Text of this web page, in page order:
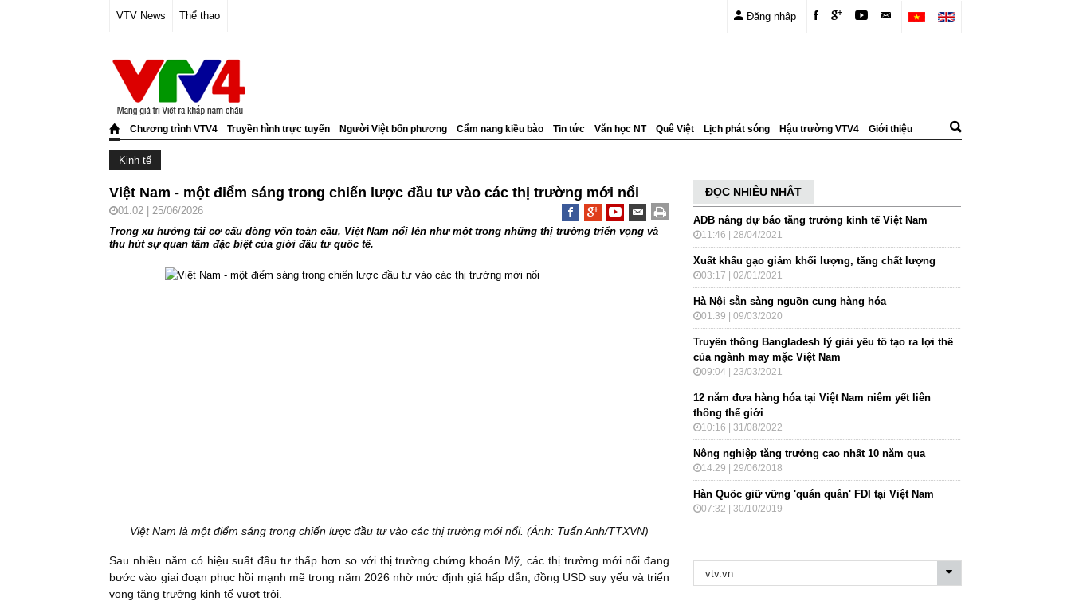
VTV News Thể thao Đăng nhập
Chương trình VTV4 Truyền hình trực tuyến Người Việt bốn phương Cẩm nang kiều bào Tin tức Văn học NT Quê Việt Lịch phát sóng Hậu trường VTV4 Giới thiệu
Kinh tế
Việt Nam - một điểm sáng trong chiến lược đầu tư vào các thị trường mới nổi
01:02 | 25/06/2026
Trong xu hướng tái cơ cấu dòng vốn toàn cầu, Việt Nam nổi lên như một trong những thị trường triển vọng và
thu hút sự quan tâm đặc biệt của giới đầu tư quốc tế.
Việt Nam là một điểm sáng trong chiến lược đầu tư vào các thị trường mới nổi. (Ảnh: Tuấn Anh/TTXVN)
Sau nhiều năm có hiệu suất đầu tư thấp hơn so với thị trường chứng khoán Mỹ, các thị trường mới nổi đang
bước vào giai đoạn phục hồi mạnh mẽ trong năm 2026 nhờ mức định giá hấp dẫn, đồng USD suy yếu và triển
vọng tăng trưởng kinh tế vượt trội.
ĐỌC NHIỀU NHẤT
ADB nâng dự báo tăng trưởng kinh tế Việt Nam
11:46 | 28/04/2021
Xuất khẩu gạo giảm khối lượng, tăng chất lượng
03:17 | 02/01/2021
Hà Nội sẵn sàng nguồn cung hàng hóa
01:39 | 09/03/2020
Truyền thông Bangladesh lý giải yếu tố tạo ra lợi thế
của ngành may mặc Việt Nam
09:04 | 23/03/2021
12 năm đưa hàng hóa tại Việt Nam niêm yết liên
thông thế giới
10:16 | 31/08/2022
Nông nghiệp tăng trưởng cao nhất 10 năm qua
14:29 | 29/06/2018
Hàn Quốc giữ vững 'quán quân' FDI tại Việt Nam
07:32 | 30/10/2019